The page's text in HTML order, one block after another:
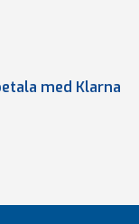
med Klarna